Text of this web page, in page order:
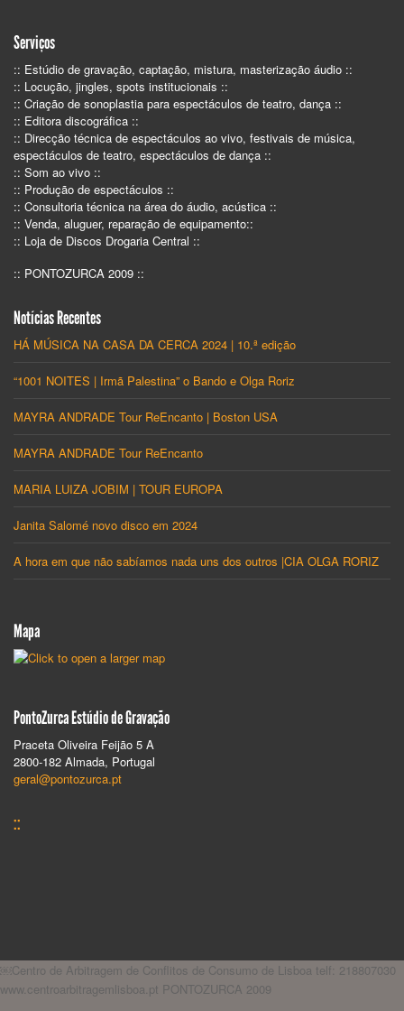
Serviços
:: Estúdio de gravação, captação, mistura, masterização áudio ::
:: Locução, jingles, spots institucionais ::
:: Criação de sonoplastia para espectáculos de teatro, dança ::
:: Editora discográfica ::
:: Direcção técnica de espectáculos ao vivo, festivais de música,
espectáculos de teatro, espectáculos de dança ::
:: Som ao vivo ::
:: Produção de espectáculos ::
:: Consultoria técnica na área do áudio, acústica ::
:: Venda, aluguer, reparação de equipamento::
:: Loja de Discos Drogaria Central ::
:: PONTOZURCA 2009 ::
Notícias Recentes
HÁ MÚSICA NA CASA DA CERCA 2024 | 10.ª edição
“1001 NOITES | Irmã Palestina” o Bando e Olga Roriz
MAYRA ANDRADE Tour ReEncanto | Boston USA
MAYRA ANDRADE Tour ReEncanto
MARIA LUIZA JOBIM | TOUR EUROPA
Janita Salomé novo disco em 2024
A hora em que não sabíamos nada uns dos outros |CIA OLGA RORIZ
Mapa
PontoZurca Estúdio de Gravação
Praceta Oliveira Feijão 5 A
2800-182 Almada, Portugal
geral@pontozurca.pt
::
￼Centro de Arbitragem de Conflitos de Consumo de Lisboa telf: 218807030
www.centroarbitragemlisboa.pt PONTOZURCA 2009